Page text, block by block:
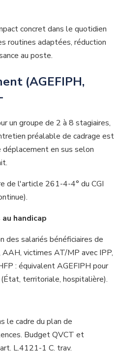
concret dans le quotidien
routines adaptées, réduction
au poste.
(AGEFIPH,
-
un groupe de 2 à 8 stagiaires,
préalable de cadrage est
déplacement en sus selon
de l'article 261-4-4° du CGI
handicap
des salariés bénéficiaires de
victimes AT/MP avec IPP,
: équivalent AGEFIPH pour
territoriale, hospitalière).
le cadre du plan de
Budget QVCT et
L.4121-1 C. trav.